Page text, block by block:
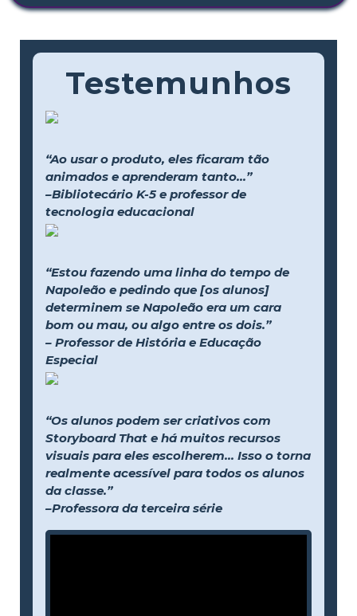
Testemunhos
“Ao usar o produto, eles ficaram tão
animados e aprenderam tanto...”
–Bibliotecário K-5 e professor de
tecnologia educacional
“Estou fazendo uma linha do tempo de
Napoleão e pedindo que [os alunos]
determinem se Napoleão era um cara
bom ou mau, ou algo entre os dois.”
– Professor de História e Educação
Especial
“Os alunos podem ser criativos com
Storyboard That e há muitos recursos
visuais para eles escolherem... Isso o torna
realmente acessível para todos os alunos
da classe.”
–Professora da terceira série